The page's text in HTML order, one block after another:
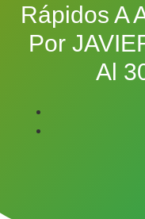
Rápidos A
Por
Al